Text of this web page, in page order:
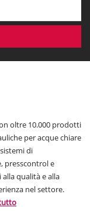
oltre 10.000 prodotti
per acque chiare
di
presscontrol e
qualità e alla
nel settore.